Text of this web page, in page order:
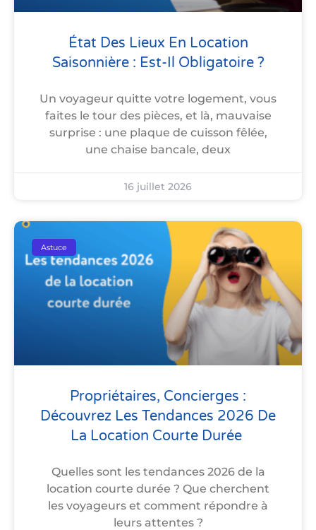
État Des Lieux En Location
Saisonnière : Est-Il Obligatoire ?
Un voyageur quitte votre logement, vous
faites le tour des pièces, et là, mauvaise
surprise : une plaque de cuisson fêlée,
une chaise bancale, deux
16 juillet 2026
Astuce
Propriétaires, Concierges :
Découvrez Les Tendances 2026 De
La Location Courte Durée
Quelles sont les tendances 2026 de la
location courte durée ? Que cherchent
les voyageurs et comment répondre à
leurs attentes ?